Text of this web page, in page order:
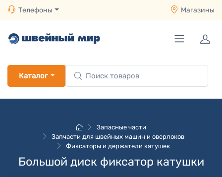
Телефоны Магазины
Каталог
Запасные части
Запчасти для швейных машин и оверлоков
Фиксаторы и держатели катушек
Большой диск фиксатор катушки